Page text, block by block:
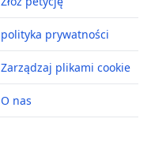
polityka prywatności
Zarządzaj plikami cookie
O nas